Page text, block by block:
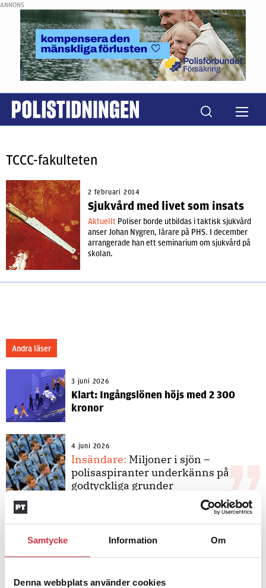
Samtycke Information Om
Denna webbplats använder cookies
ANNONS
TCCC-fakulteten
2 februari 2014
Sjukvård med livet som insats
Aktuellt Poliser borde utbildas i taktisk sjukvård
anser Johan Nygren, lärare på PHS. I december
arrangerade han ett seminarium om sjukvård på
skolan.
Andra läser
3 juni 2026
Klart: Ingångslönen höjs med 2 300
kronor
4 juni 2026
Insändare: Miljoner i sjön –
polisaspiranter underkänns på
godtyckliga grunder
Jens Mårtensson:
Snart 20 år i tjänst
– nu ska han lära sig grunderna